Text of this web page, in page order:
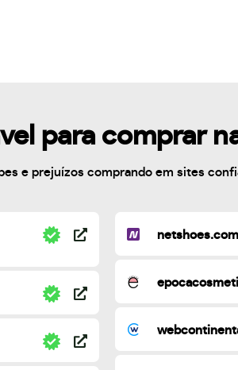
para comprar
e prejuízos comprando em sites